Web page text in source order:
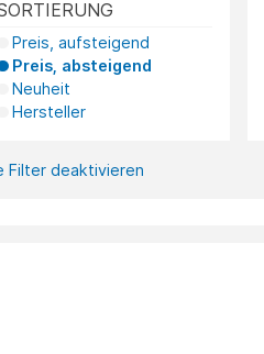
Preis, aufsteigend
Preis, absteigend
Neuheit
Hersteller
Filter deaktivieren